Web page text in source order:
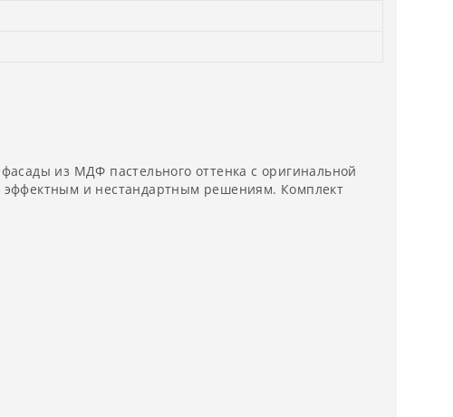
из МДФ пастельного оттенка с оригинальной
и нестандартным решениям. Комплект